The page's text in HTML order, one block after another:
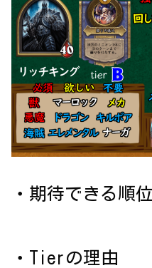
・期待できる順
・Tierの理由